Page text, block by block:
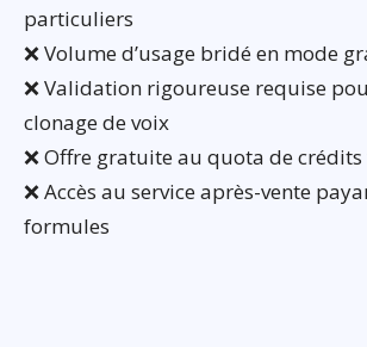
particuliers
❌ Volume d’usage bridé en mode
❌ Validation rigoureuse requise
clonage de voix
❌ Offre gratuite au quota de
❌ Accès au service après-vente
formules